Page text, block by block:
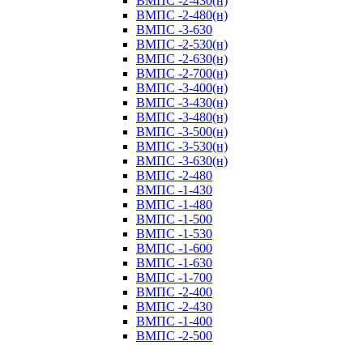
ВМПС -2-480(н)
ВМПС -3-630
ВМПС -2-530(н)
ВМПС -2-630(н)
ВМПС -2-700(н)
ВМПС -3-400(н)
ВМПС -3-430(н)
ВМПС -3-480(н)
ВМПС -3-500(н)
ВМПС -3-530(н)
ВМПС -3-630(н)
ВМПС -2-480
ВМПС -1-430
ВМПС -1-480
ВМПС -1-500
ВМПС -1-530
ВМПС -1-600
ВМПС -1-630
ВМПС -1-700
ВМПС -2-400
ВМПС -2-430
ВМПС -1-400
ВМПС -2-500